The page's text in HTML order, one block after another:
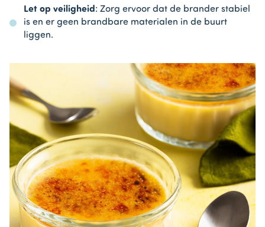
Let op veiligheid: Zorg ervoor dat de brander stabiel
is en er geen brandbare materialen in de buurt
liggen.